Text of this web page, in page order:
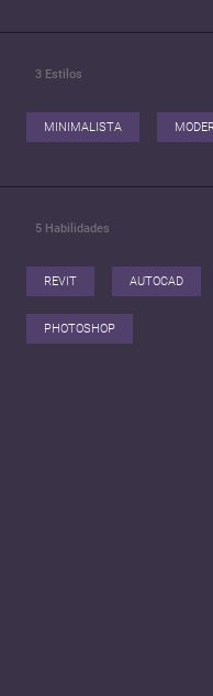
E espero contribuir um
3 Estilos
MINIMALISTA
5 Habilidades
REVIT AUTOCAD
PHOTOSHOP